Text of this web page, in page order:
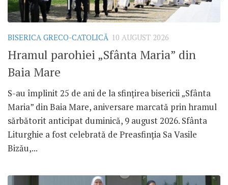
BISERICA GRECO-CATOLICĂ 10 AUGUST 2026
Hramul parohiei „Sfânta Maria” din
Baia Mare
S-au împlinit 25 de ani de la sfințirea bisericii „Sfânta
Maria” din Baia Mare, aniversare marcată prin hramul
sărbătorit anticipat duminică, 9 august 2026. Sfânta
Liturghie a fost celebrată de Preasfinția Sa Vasile
Bizău,...